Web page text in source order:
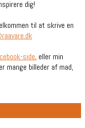
dig!
til at skrive en
side, eller min
mange billeder af mad,